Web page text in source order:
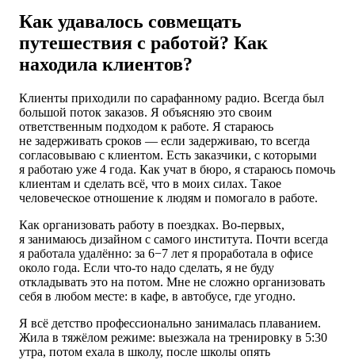
Как удавалось совмещать
путешествия с работой? Как
находила клиентов?
Клиенты приходили по сарафанному радио. Всегда был
большой поток заказов. Я объясняю это своим
ответственным подходом к работе. Я стараюсь
не задерживать сроков — если задерживаю, то всегда
согласовываю с клиентом. Есть заказчики, с которыми
я работаю уже 4 года. Как учат в бюро, я стараюсь помочь
клиентам и сделать всё, что в моих силах. Такое
человеческое отношение к людям и помогало в работе.
Как организовать работу в поездках. Во-первых,
я занимаюсь дизайном с самого института. Почти всегда
я работала удалённо: за 6−7 лет я проработала в офисе
около года. Если что-то надо сделать, я не буду
откладывать это на потом. Мне не сложно организовать
себя в любом месте: в кафе, в автобусе, где угодно.
Я всё детство профессионально занималась плаванием.
Жила в тяжёлом режиме: выезжала на тренировку в 5:30
утра, потом ехала в школу, после школы опять